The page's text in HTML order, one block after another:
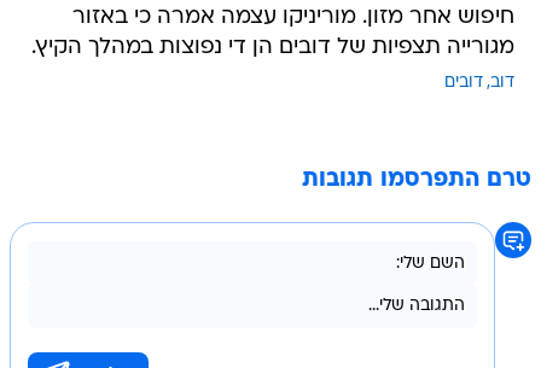
חיפוש אחר מזון. מוריניקו עצמה אמרה כי באזור
מגורייה תצפיות של דובים הן די נפוצות במהלך הקיץ.
דוב דובים
טרם התפרסמו תגובות